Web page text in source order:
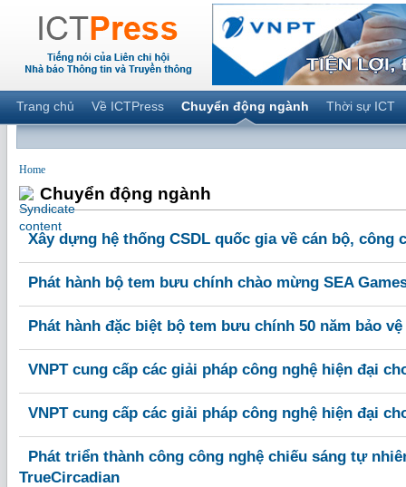
Trang chủ Về ICTPress Chuyển động ngành Thời sự ICT
Home
Chuyển động ngành
Xây dựng hệ thống CSDL quốc gia về cán bộ, công
Phát hành bộ tem bưu chính chào mừng SEA
Phát hành đặc biệt bộ tem bưu chính 50 năm bảo
VNPT cung cấp các giải pháp công nghệ hiện đại
VNPT cung cấp các giải pháp công nghệ hiện đại
Phát triển thành công công nghệ chiếu sáng tự
TrueCircadian